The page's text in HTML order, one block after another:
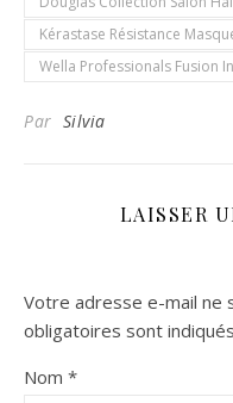
Kérastase Résistance
Wella Professionals Fusion
Par Silvia
LAISSER
Votre adresse e-mail ne
obligatoires sont
Nom *